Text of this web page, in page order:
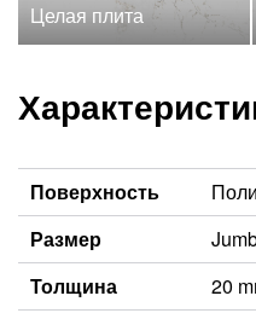
Целая плита
Поверхность
Размер
Толщина
20